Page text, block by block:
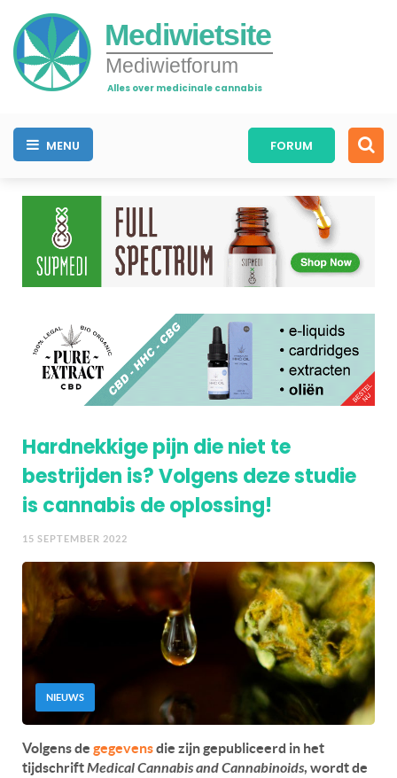
Mediwietsite
Mediwietforum
Alles over medicinale cannabis
MENU FORUM
Hardnekkige pijn die niet te
bestrijden is? Volgens deze studie
is cannabis de oplossing!
15 SEPTEMBER 2022
NIEUWS
Volgens de gegevensdie zijn gepubliceerd in het
tijdschriftMedical Cannabis and Cannabinoids, wordt de